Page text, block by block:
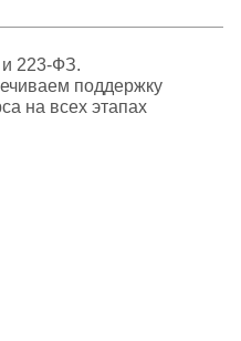
223-ФЗ.
поддержку
на всех этапах